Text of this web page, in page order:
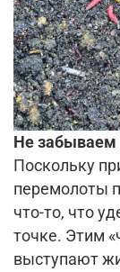
Не забываем
Поскольку
перемолоты
что-то, что
точке. Этим
выступают